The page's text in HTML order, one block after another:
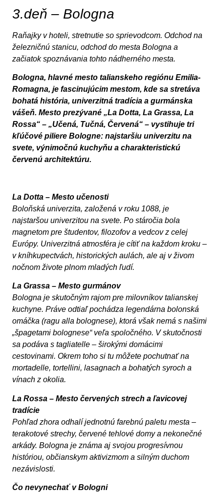
3.deň – Bologna
Raňajky v hoteli, stretnutie so sprievodcom. Odchod na
železničnú stanicu, odchod do mesta Bologna a
začiatok spoznávania tohto nádherného mesta.
Bologna, hlavné mesto talianskeho regiónu Emilia-
Romagna, je fascinujúcim mestom, kde sa stretáva
bohatá história, univerzitná tradícia a gurmánska
vášeň. Mesto prezývané „La Dotta, La Grassa, La
Rossa“ – „Učená, Tučná, Červená“ – vystihuje tri
kľúčové piliere Bologne: najstaršiu univerzitu na
svete, výnimočnú kuchyňu a charakteristickú
červenú architektúru.
La Dotta – Mesto učenosti
Boloňská univerzita, založená v roku 1088, je
najstaršou univerzitou na svete. Po stáročia bola
magnetom pre študentov, filozofov a vedcov z celej
Európy. Univerzitná atmosféra je cítiť na každom kroku –
v kníhkupectvách, historických aulách, ale aj v živom
nočnom živote plnom mladých ľudí.
La Grassa – Mesto gurmánov
Bologna je skutočným rajom pre milovníkov talianskej
kuchyne. Práve odtiaľ pochádza legendárna bolonská
omáčka (ragu alla bolognese), ktorá však nemá s našimi
„špagetami bolognese“ veľa spoločného. V skutočnosti
sa podáva s tagliatelle – širokými domácimi
cestovinami. Okrem toho si tu môžete pochutnať na
mortadelle, tortellini, lasagnach a bohatých syroch a
vínach z okolia.
La Rossa – Mesto červených strech a ľavicovej
tradície
Pohľad zhora odhalí jednotnú farebnú paletu mesta –
terakotové strechy, červené tehlové domy a nekonečné
arkády. Bologna je známa aj svojou progresívnou
históriou, občianskym aktivizmom a silným duchom
nezávislosti.
Čo nevynechať v Bologni